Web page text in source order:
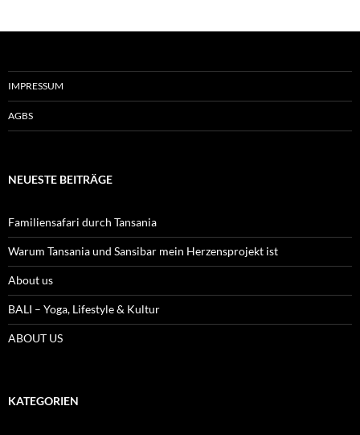
IMPRESSUM
AGBS
NEUESTE BEITRÄGE
Familiensafari durch Tansania
Warum Tansania und Sansibar mein Herzensprojekt ist
About us
BALI – Yoga, Lifestyle & Kultur
ABOUT US
KATEGORIEN